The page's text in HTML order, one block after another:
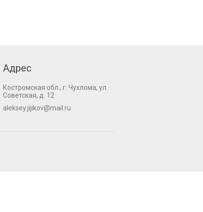
Адрес
Костромская обл., г. Чухлома, ул.
Советская, д. 12
aleksey.jijikov@mail.ru